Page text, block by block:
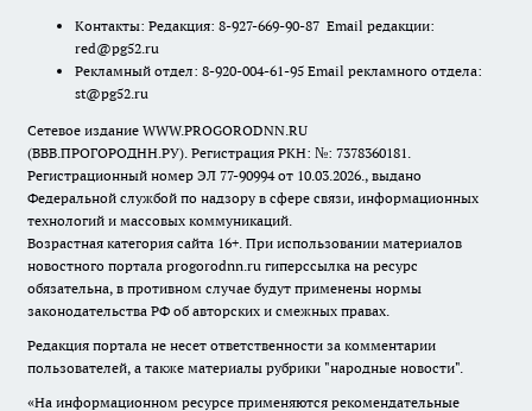
Контакты: Редакция: 8-927-669-90-87 Email редакции:
red@pg52.ru
Рекламный отдел: 8-920-004-61-95 Email рекламного отдела:
st@pg52.ru
Сетевое издание WWW.PROGORODNN.RU
(ВВВ.ПРОГОРОДНН.РУ). Регистрация РКН: №: 7378360181.
Регистрационный номер ЭЛ 77-90994 от 10.03.2026., выдано
Федеральной службой по надзору в сфере связи, информационных
технологий и массовых коммуникаций.
Возрастная категория сайта 16+. При использовании материалов
новостного портала progorodnn.ru гиперссылка на ресурс
обязательна, в противном случае будут применены нормы
законодательства РФ об авторских и смежных правах.
Редакция портала не несет ответственности за комментарии
пользователей, а также материалы рубрики "народные новости".
«На информационном ресурсе применяются рекомендательные